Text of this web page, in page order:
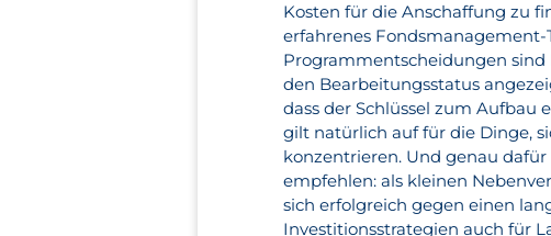
Kosten für die Anschaffung zu
erfahrenes
Programmentscheidungen
den Bearbeitungsstatus
dass der Schlüssel zum Aufbau
gilt natürlich auf für die Dinge,
konzentrieren. Und genau
empfehlen: als kleinen
sich erfolgreich gegen einen
Investitionsstrategien auch für